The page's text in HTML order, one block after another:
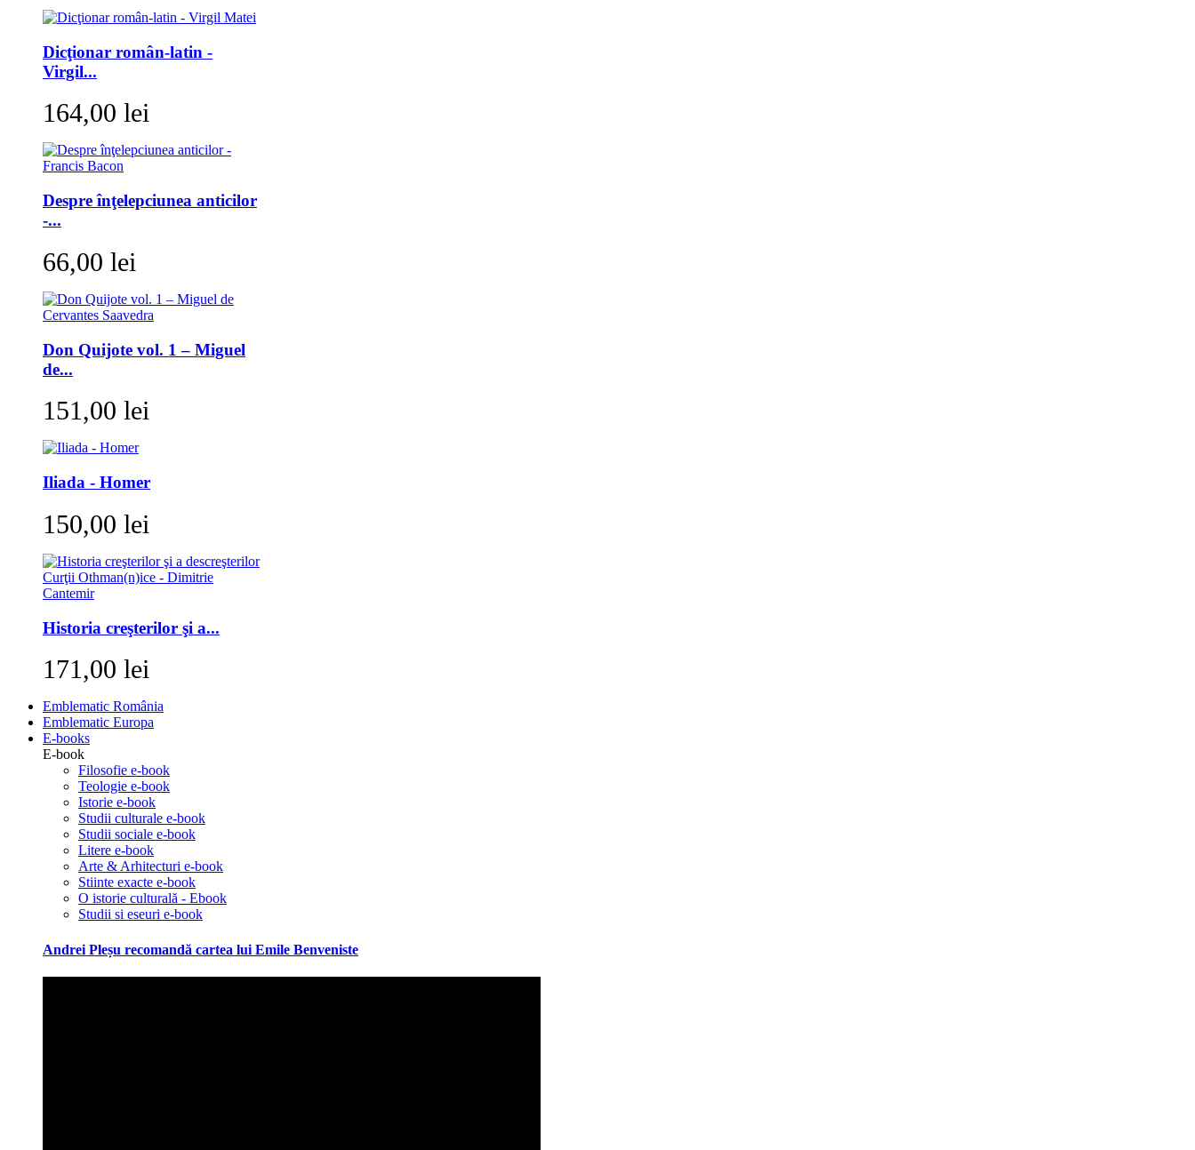
Dicţionar român-latin -
Virgil...
164,00 lei
Despre înţelepciunea anticilor
-...
66,00 lei
Don Quijote vol. 1 – Miguel
de...
151,00 lei
Iliada - Homer
150,00 lei
Historia creşterilor şi a...
171,00 lei
Emblematic România
Emblematic Europa
E-books
E-book
Filosofie e-book
Teologie e-book
Istorie e-book
Studii culturale e-book
Studii sociale e-book
Litere e-book
Arte & Arhitecturi e-book
Stiinte exacte e-book
O istorie culturală - Ebook
Studii si eseuri e-book
Andrei Pleșu recomandă cartea lui Emile Benveniste